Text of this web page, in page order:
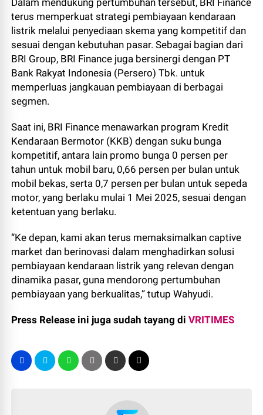
Dalam mendukung pertumbuhan tersebut, BRI Finance
terus memperkuat strategi pembiayaan kendaraan
listrik melalui penyediaan skema yang kompetitif dan
sesuai dengan kebutuhan pasar. Sebagai bagian dari
BRI Group, BRI Finance juga bersinergi dengan PT
Bank Rakyat Indonesia (Persero) Tbk. untuk
memperluas jangkauan pembiayaan di berbagai
segmen.
Saat ini, BRI Finance menawarkan program Kredit
Kendaraan Bermotor (KKB) dengan suku bunga
kompetitif, antara lain promo bunga 0 persen per
tahun untuk mobil baru, 0,66 persen per bulan untuk
mobil bekas, serta 0,7 persen per bulan untuk sepeda
motor, yang berlaku mulai 1 Mei 2025, sesuai dengan
ketentuan yang berlaku.
“Ke depan, kami akan terus memaksimalkan captive
market dan berinovasi dalam menghadirkan solusi
pembiayaan kendaraan listrik yang relevan dengan
dinamika pasar, guna mendorong pertumbuhan
pembiayaan yang berkualitas,” tutup Wahyudi.
Press Release ini juga sudah tayang diVRITIMES